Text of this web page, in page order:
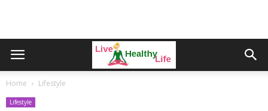
Home Lifestyle
Lifestyle